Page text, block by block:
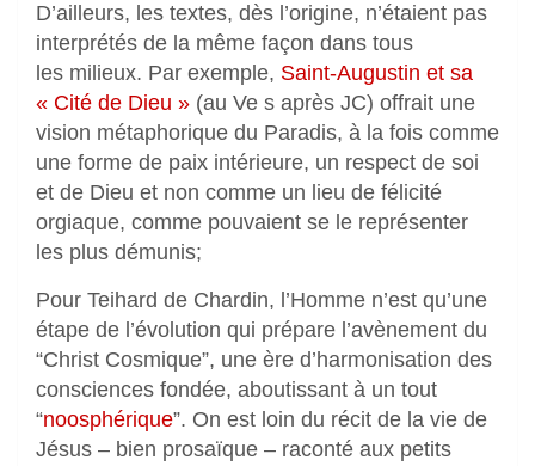
D’ailleurs, les textes, dès l’origine, n’étaient pas
interprétés de la même façon dans tous
les milieux. Par exemple, Saint-Augustin et sa
« Cité de Dieu » (au Ve s après JC) offrait une
vision métaphorique du Paradis, à la fois comme
une forme de paix intérieure, un respect de soi
et de Dieu et non comme un lieu de félicité
orgiaque, comme pouvaient se le représenter
les plus démunis;
Pour Teihard de Chardin, l’Homme n’est qu’une
étape de l’évolution qui prépare l’avènement du
“Christ Cosmique”, une ère d’harmonisation des
consciences fondée, aboutissant à un tout
“noosphérique”. On est loin du récit de la vie de
Jésus – bien prosaïque – raconté aux petits